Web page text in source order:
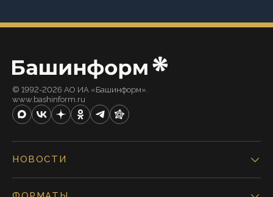
© 1992-2026 АО ИА «Башинформ».
www.bashinform.ru
НОВОСТИ